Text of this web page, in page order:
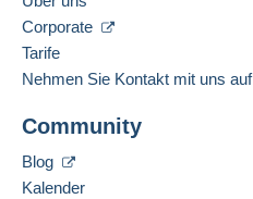
Corporate
Tarife
Nehmen Sie Kontakt mit uns auf
Community
Blog
Kalender